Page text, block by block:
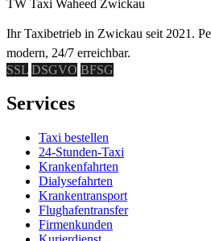
TW Taxi Waheed Zwickau
Ihr Taxibetrieb in Zwickau seit 2021.
modern, 24/7 erreichbar.
SSL DSGVO BFSG
Services
Taxi bestellen
24-Stunden-Taxi
Krankenfahrten
Dialysefahrten
Krankentransport
Flughafentransfer
Firmenkunden